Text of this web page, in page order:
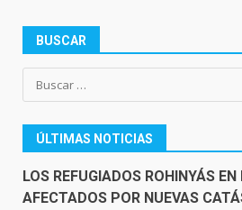
BUSCAR
Buscar:
ÚLTIMAS NOTICIAS
LOS REFUGIADOS ROHINYÁS
AFECTADOS POR NUEVAS